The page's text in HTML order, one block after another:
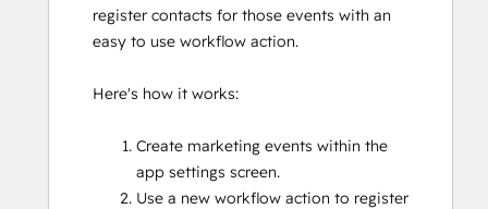
す
register contacts for those events with an
easy to use workflow action.
Here's how it works:
Create marketing events within the
app settings screen.
Use a new workflow action to register